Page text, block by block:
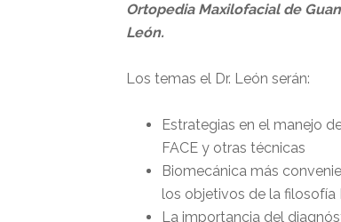
Ortopedia Maxilofacial de
León.
Los temas el Dr. León serán:
Estrategias en el manejo
FACE y otras técnicas
Biomecánica más
los objetivos de la filosofía
La importancia del